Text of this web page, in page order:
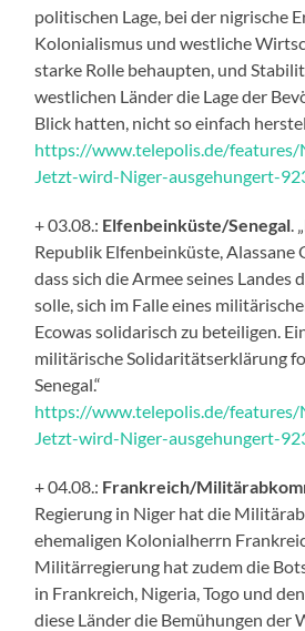
politischen Lage, bei der nigrische
Kolonialismus und westliche
starke Rolle behaupten, und
westlichen Länder die Lage der
Blick hatten, nicht so einfach
https://www.telepolis.de/features/
Jetzt-wird-Niger-ausgehungert-
+ 03.08.: Elfenbeinküste/Senegal
Republik Elfenbeinküste, Alassane
dass sich die Armee seines Landes
solle, sich im Falle eines
Ecowas solidarisch zu beteiligen.
militärische Solidaritätserklärung
Senegal.“
https://www.telepolis.de/features/
Jetzt-wird-Niger-ausgehungert-
+ 04.08.: Frankreich/
Regierung in Niger hat die
ehemaligen Kolonialherrn
Militärregierung hat zudem die
in Frankreich, Nigeria, Togo und
diese Länder die Bemühungen der